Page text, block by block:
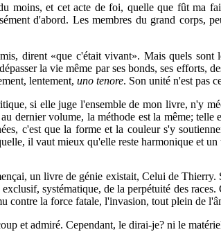
moins, et cet acte de foi, quelle que fût ma
d'abord. Les membres du grand corps,
dirent «que c'était vivant». Mais quels
la vie même par ses bonds, ses efforts,
lentement,uno tenore. Son unité n'est pas
si elle juge l'ensemble de mon livre, n'y
dernier volume, la méthode est la même; telle
c'est que la forme et la couleur s'y
il vaut mieux qu'elle reste harmonique et
un livre de génie existait, Celui de Thierry.
systématique, de la perpétuité des
contre la force fatale, l'invasion, tout plein de
et admiré. Cependant, le dirai-je? ni le